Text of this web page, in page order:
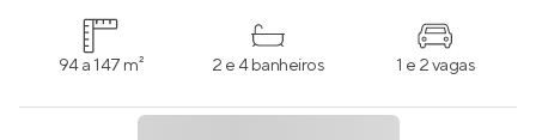
94 a 147 m² 2 e 4 banheiros 1 e 2 vagas